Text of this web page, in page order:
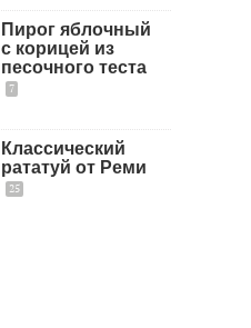
Пирог яблочный
с корицей из
песочного теста
7
Классический
рататуй от Реми
25